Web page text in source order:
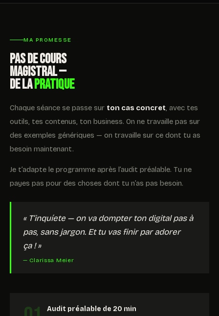
MA PROMESSE
PAS DE COURS
MAGISTRAL —
DE LAPRATIQUE
Chaque séance se passe sur ton cas concret, avec tes
outils, tes contenus, ton business. On ne travaille pas sur
des exemples génériques — on travaille sur ce dont tu as
besoin maintenant.
Je t’adapte le programme après l’audit préalable. Tu ne
payes pas pour des choses dont tu n’as pas besoin.
« T’inquíete — on va dompter ton digital pas à
pas, sans jargon. Et tu vas finir par adorer
ça ! »
— Clarissa Meier
Audit préalable de 20 min